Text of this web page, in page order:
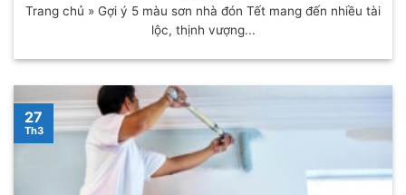
Trang chủ » Gợi ý 5 màu sơn nhà đón Tết mang đến nhiều tài
lộc, thịnh vượng...
27
Th3